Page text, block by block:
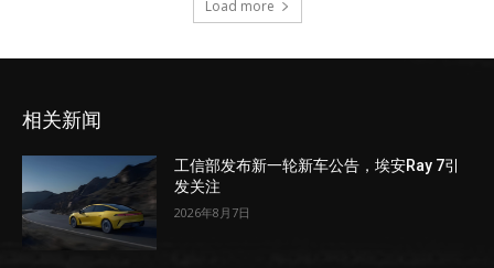
Load more
相关新闻
工信部发布新一轮新车公告，埃安Ray 7引
发关注
2026年8月7日